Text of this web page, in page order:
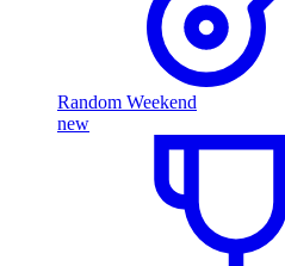
Random Weekend
new